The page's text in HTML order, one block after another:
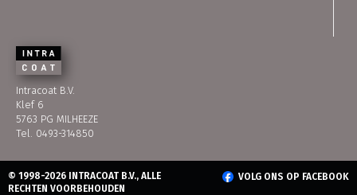
Intracoat B.V.
Klef 6
5763 PG MILHEEZE
Tel. 0493-314850
© 1998-2026 INTRACOAT B.V., ALLE
RECHTEN VOORBEHOUDEN
VOLG ONS OP FACEBOOK